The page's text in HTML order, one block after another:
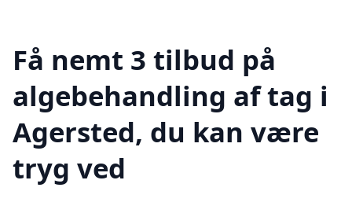
Få nemt 3 tilbud på
algebehandling af tag i
Agersted, du kan være
tryg ved